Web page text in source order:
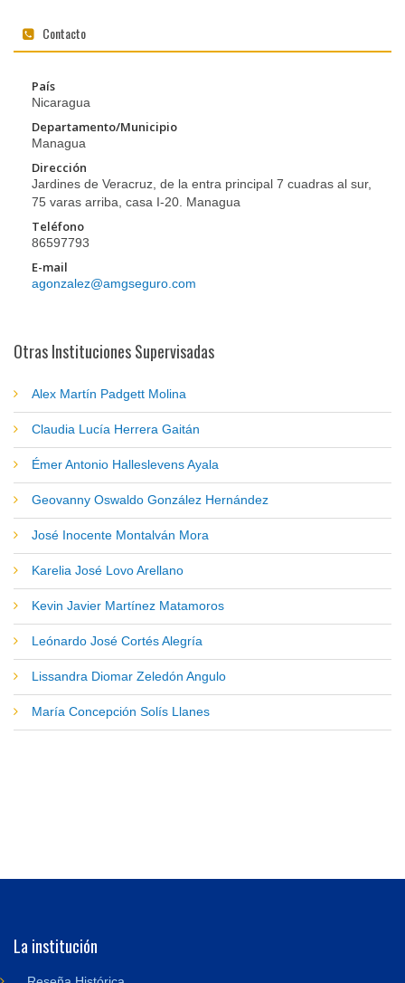
Contacto
País
Nicaragua
Departamento/Municipio
Managua
Dirección
Jardines de Veracruz, de la entra principal 7 cuadras al sur,
75 varas arriba, casa I-20. Managua
Teléfono
86597793
E-mail
agonzalez@amgseguro.com
Otras Instituciones Supervisadas
Alex Martín Padgett Molina
Claudia Lucía Herrera Gaitán
Émer Antonio Halleslevens Ayala
Geovanny Oswaldo González Hernández
José Inocente Montalván Mora
Karelia José Lovo Arellano
Kevin Javier Martínez Matamoros
Leónardo José Cortés Alegría
Lissandra Diomar Zeledón Angulo
María Concepción Solís Llanes
La institución